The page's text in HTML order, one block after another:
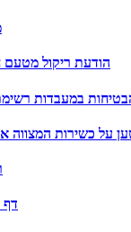
71.38.62 הודעת ריקול
במעבדות
דף